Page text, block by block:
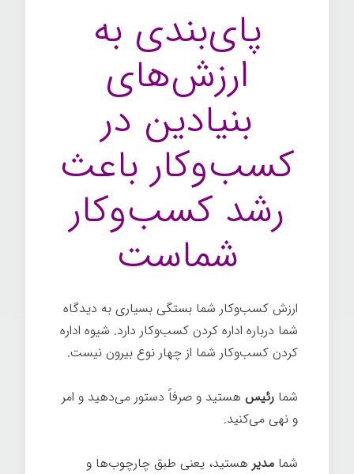
پای‌بندی به
ارزش‌های
بنیادین در
کسب‌وکار باعث
رشد کسب‌وکار
شماست
ارزش کسب‌وکار شما بستگی بسیاری به دیدگاه
شما درباره اداره کردن کسب‌وکار دارد. شیوه اداره
کردن کسب‌وکار شما از چهار نوع بیرون نیست.
شما رئیس هستید و صرفاً دستور می‌دهید و امر
و نهی می‌کنید.
شما مدیر هستید، یعنی طبق چارچوب‌ها و